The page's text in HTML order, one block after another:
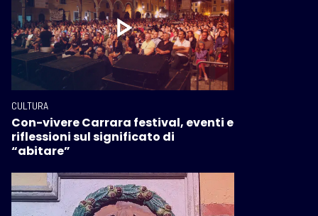
CULTURA
Con-vivere Carrara festival, eventi e
riflessioni sul significato di
“abitare”